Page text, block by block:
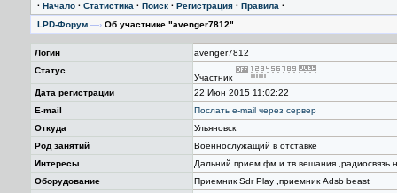
· Начало · Статистика · Поиск · Регистрация · Правила ·
LPD-Форум —› Об участнике "avenger7812"
Логин
avenger7812
Статус
Участник
Дата регистрации
22 Июн 2015 11:02:22
E-mail
Послать е-mail через сервер
Откуда
Ульяновск
Род занятий
Военнослужащий в отставке
Интересы
Дальний прием фм и тв вещания ,радиосвязь
Оборудование
Приемник Sdr Play ,приемник Adsb beast